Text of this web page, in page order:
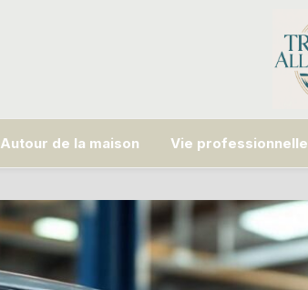
Autour de la maison Vie professionnelle